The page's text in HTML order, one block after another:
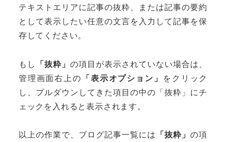
テキストエリアに記事の抜粋、または記事の要約
として表示したい任意の文言を入力して記事を保
存してください。
もし 「抜粋」 の項目が表示されていない場合は、
管理画面右上の 「表示オプション」 をクリック
し、プルダウンしてきた項目の中の「抜粋」にチ
ェックを入れると表示されます。
以上の作業で、ブログ記事一覧には 「抜粋」の項